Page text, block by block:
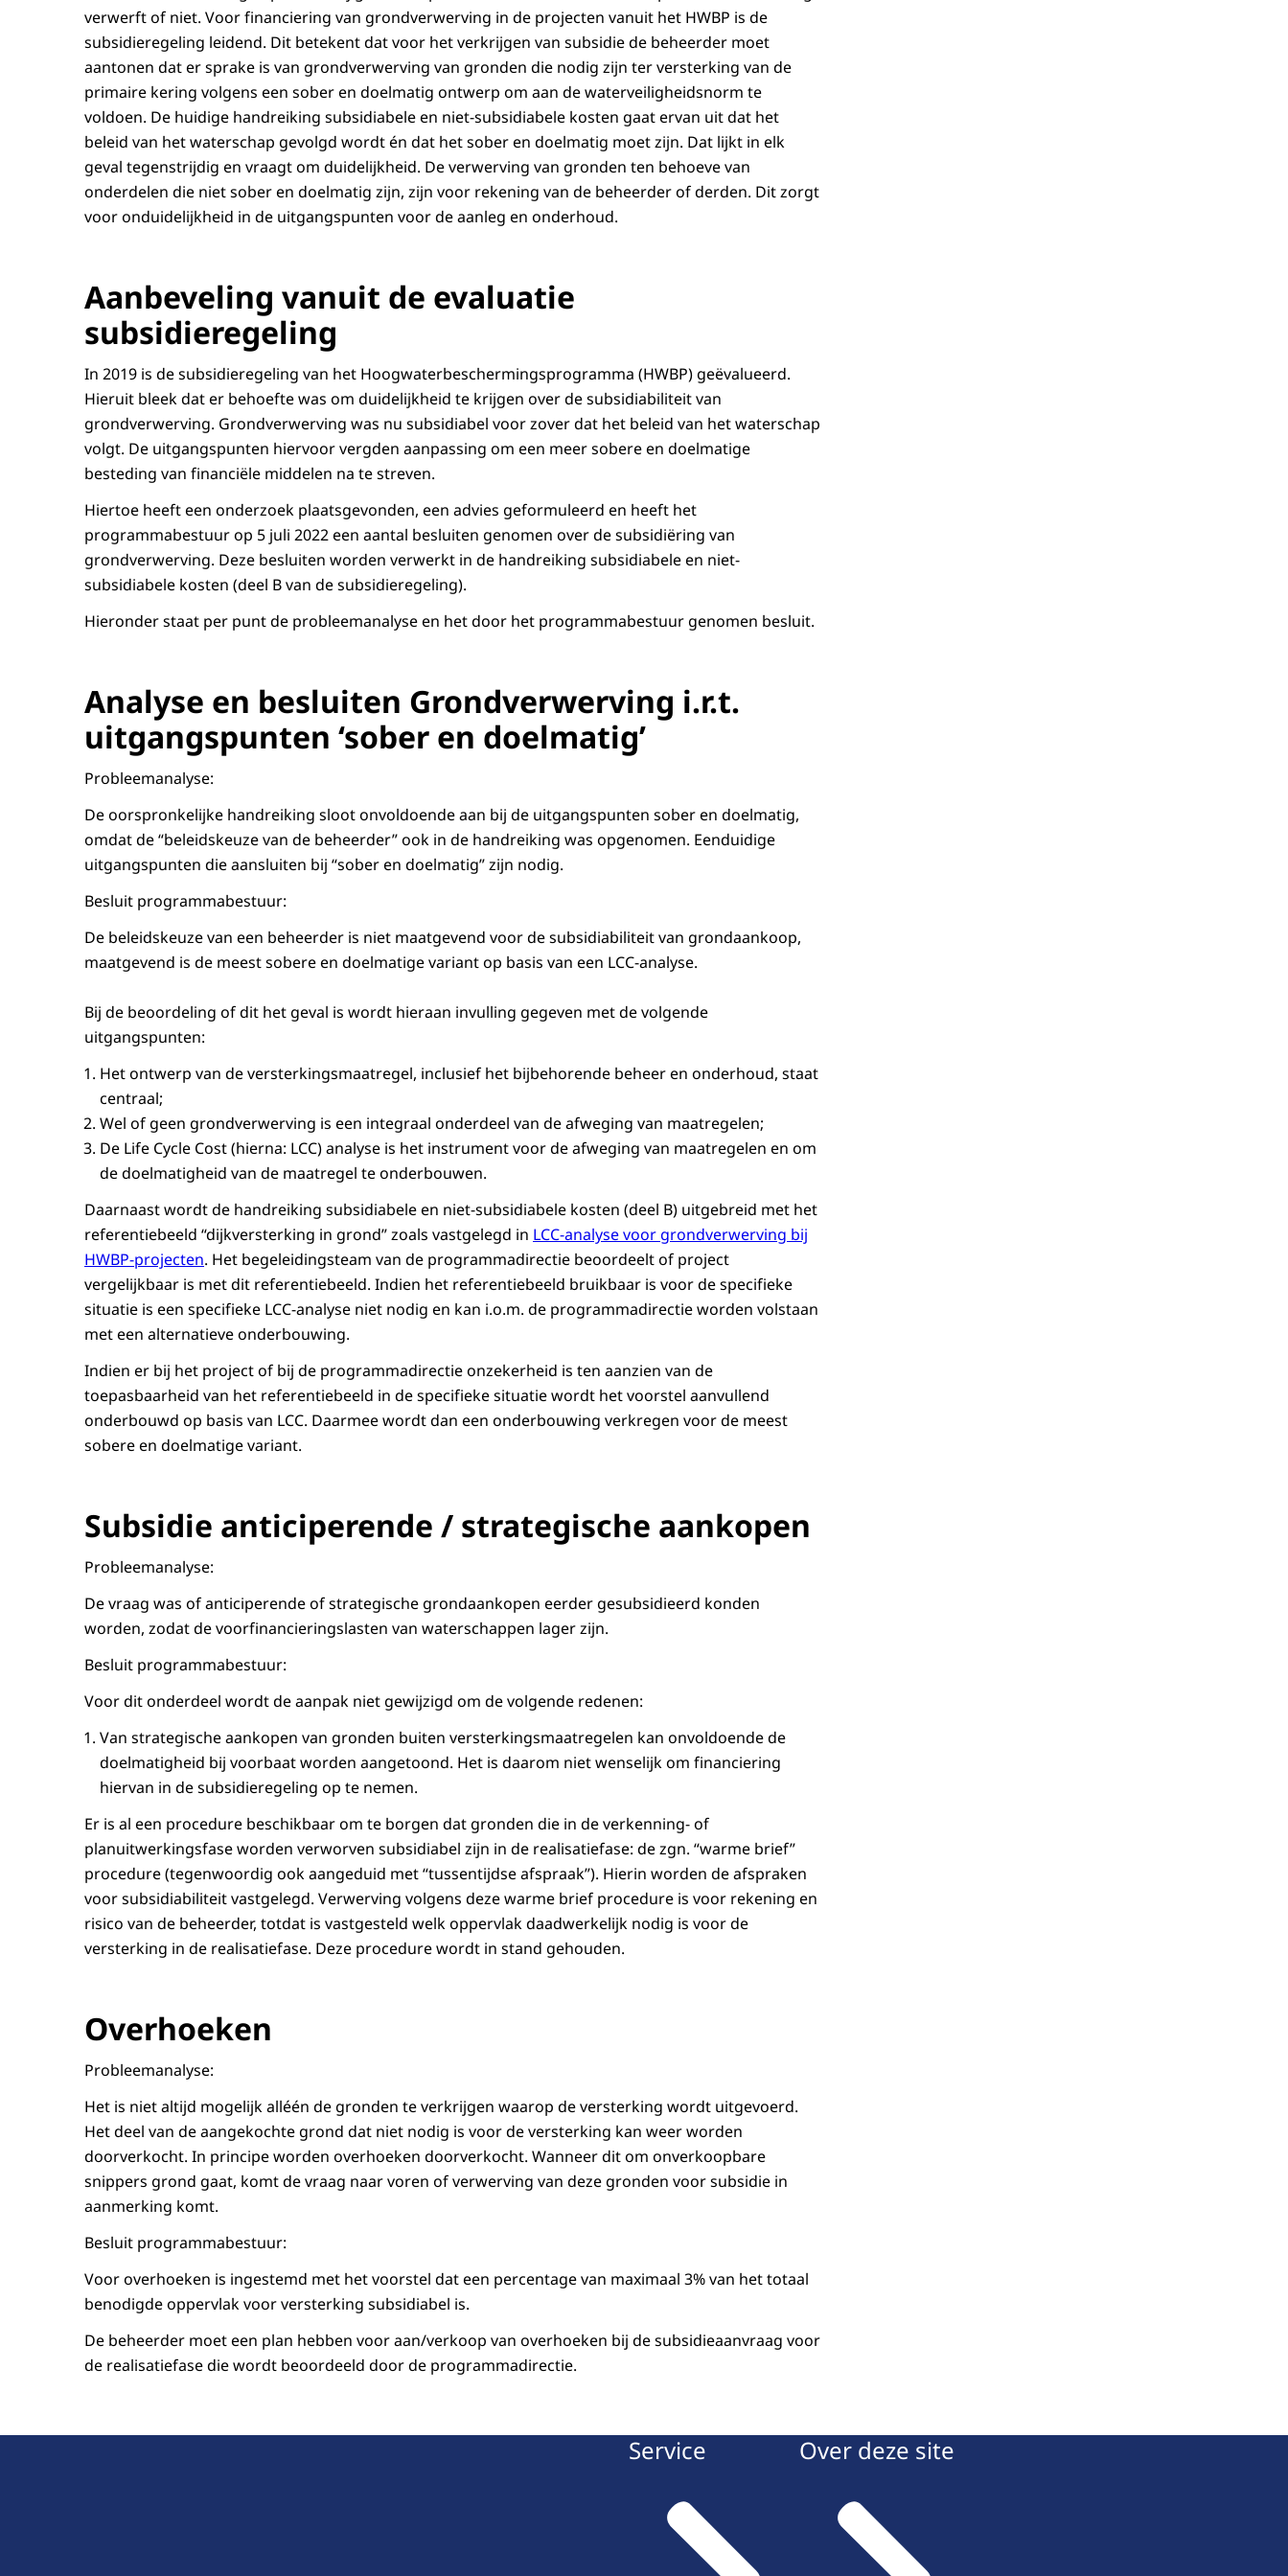
verwerft of niet. Voor financiering van grondverwerving in de projecten vanuit het HWBP is de
subsidieregeling leidend. Dit betekent dat voor het verkrijgen van subsidie de beheerder moet
aantonen dat er sprake is van grondverwerving van gronden die nodig zijn ter versterking van de
primaire kering volgens een sober en doelmatig ontwerp om aan de waterveiligheidsnorm te
voldoen. De huidige handreiking subsidiabele en niet-subsidiabele kosten gaat ervan uit dat het
beleid van het waterschap gevolgd wordt én dat het sober en doelmatig moet zijn. Dat lijkt in elk
geval tegenstrijdig en vraagt om duidelijkheid. De verwerving van gronden ten behoeve van
onderdelen die niet sober en doelmatig zijn, zijn voor rekening van de beheerder of derden. Dit zorgt
voor onduidelijkheid in de uitgangspunten voor de aanleg en onderhoud.
Aanbeveling vanuit de evaluatie
subsidieregeling
In 2019 is de subsidieregeling van het Hoogwaterbeschermingsprogramma (HWBP) geëvalueerd.
Hieruit bleek dat er behoefte was om duidelijkheid te krijgen over de subsidiabiliteit van
grondverwerving. Grondverwerving was nu subsidiabel voor zover dat het beleid van het waterschap
volgt. De uitgangspunten hiervoor vergden aanpassing om een meer sobere en doelmatige
besteding van financiële middelen na te streven.
Hiertoe heeft een onderzoek plaatsgevonden, een advies geformuleerd en heeft het
programmabestuur op 5 juli 2022 een aantal besluiten genomen over de subsidiëring van
grondverwerving. Deze besluiten worden verwerkt in de handreiking subsidiabele en niet-
subsidiabele kosten (deel B van de subsidieregeling).
Hieronder staat per punt de probleemanalyse en het door het programmabestuur genomen besluit.
Analyse en besluiten Grondverwerving i.r.t.
uitgangspunten ‘sober en doelmatig’
Probleemanalyse:
De oorspronkelijke handreiking sloot onvoldoende aan bij de uitgangspunten sober en doelmatig,
omdat de “beleidskeuze van de beheerder” ook in de handreiking was opgenomen. Eenduidige
uitgangspunten die aansluiten bij “sober en doelmatig” zijn nodig.
Besluit programmabestuur:
De beleidskeuze van een beheerder is niet maatgevend voor de subsidiabiliteit van grondaankoop,
maatgevend is de meest sobere en doelmatige variant op basis van een LCC-analyse.
Bij de beoordeling of dit het geval is wordt hieraan invulling gegeven met de volgende
uitgangspunten:
Het ontwerp van de versterkingsmaatregel, inclusief het bijbehorende beheer en onderhoud, staat
centraal;
Wel of geen grondverwerving is een integraal onderdeel van de afweging van maatregelen;
De Life Cycle Cost(hierna: LCC) analyse is het instrument voor de afweging van maatregelen en om
de doelmatigheid van de maatregel te onderbouwen.
Daarnaast wordt de handreiking subsidiabele en niet-subsidiabele kosten (deel B) uitgebreid met het
referentiebeeld “dijkversterking in grond” zoals vastgelegd in LCC-analyse voor grondverwerving bij
HWBP-projecten. Het begeleidingsteam van de programmadirectie beoordeelt of project
vergelijkbaar is met dit referentiebeeld. Indien het referentiebeeld bruikbaar is voor de specifieke
situatie is een specifieke LCC-analyse niet nodig en kan i.o.m. de programmadirectie worden volstaan
met een alternatieve onderbouwing.
Indien er bij het project of bij de programmadirectie onzekerheid is ten aanzien van de
toepasbaarheid van het referentiebeeld in de specifieke situatie wordt het voorstel aanvullend
onderbouwd op basis van LCC. Daarmee wordt dan een onderbouwing verkregen voor de meest
sobere en doelmatige variant.
Subsidie anticiperende / strategische aankopen
Probleemanalyse:
De vraag was of anticiperende of strategische grondaankopen eerder gesubsidieerd konden
worden, zodat de voorfinancieringslasten van waterschappen lager zijn.
Besluit programmabestuur:
Voor dit onderdeel wordt de aanpak niet gewijzigd om de volgende redenen:
Van strategische aankopen van gronden buiten versterkingsmaatregelen kan onvoldoende de
doelmatigheid bij voorbaat worden aangetoond. Het is daarom niet wenselijk om financiering
hiervan in de subsidieregeling op te nemen.
Er is al een procedure beschikbaar om te borgen dat gronden die in de verkenning- of
planuitwerkingsfase worden verworven subsidiabel zijn in de realisatiefase: de zgn. “warme brief”
procedure (tegenwoordig ook aangeduid met “tussentijdse afspraak”). Hierin worden de afspraken
voor subsidiabiliteit vastgelegd. Verwerving volgens deze warme brief procedure is voor rekening en
risico van de beheerder, totdat is vastgesteld welk oppervlak daadwerkelijk nodig is voor de
versterking in de realisatiefase. Deze procedure wordt in stand gehouden.
Overhoeken
Probleemanalyse:
Het is niet altijd mogelijk alléén de gronden te verkrijgen waarop de versterking wordt uitgevoerd.
Het deel van de aangekochte grond dat niet nodig is voor de versterking kan weer worden
doorverkocht. In principe worden overhoeken doorverkocht. Wanneer dit om onverkoopbare
snippers grond gaat, komt de vraag naar voren of verwerving van deze gronden voor subsidie in
aanmerking komt.
Besluit programmabestuur:
Voor overhoeken is ingestemd met het voorstel dat een percentage van maximaal 3% van het totaal
benodigde oppervlak voor versterking subsidiabel is.
De beheerder moet een plan hebben voor aan/verkoop van overhoeken bij de subsidieaanvraag voor
de realisatiefase die wordt beoordeeld door de programmadirectie.
Service Over deze site